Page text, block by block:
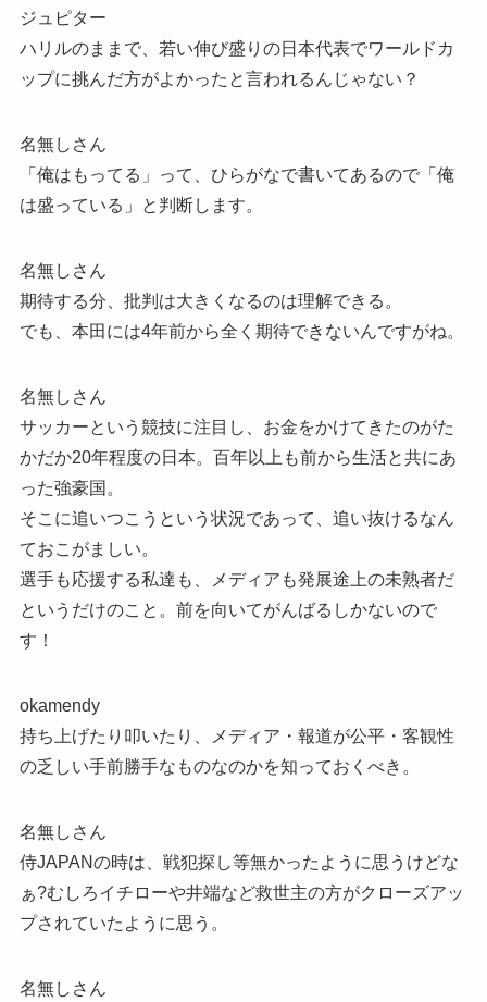
ジュピター
ハリルのままで、若い伸び盛りの日本代表でワールドカ
ップに挑んだ方がよかったと言われるんじゃない？
名無しさん
「俺はもってる」って、ひらがなで書いてあるので「俺
は盛っている」と判断します。
名無しさん
期待する分、批判は大きくなるのは理解できる。
でも、本田には4年前から全く期待できないんですがね。
名無しさん
サッカーという競技に注目し、お金をかけてきたのがた
かだか20年程度の日本。百年以上も前から生活と共にあ
った強豪国。
そこに追いつこうという状況であって、追い抜けるなん
ておこがましい。
選手も応援する私達も、メディアも発展途上の未熟者だ
というだけのこと。前を向いてがんばるしかないので
す！
okamendy
持ち上げたり叩いたり、メディア・報道が公平・客観性
の乏しい手前勝手なものなのかを知っておくべき。
名無しさん
侍JAPANの時は、戦犯探し等無かったように思うけどな
ぁ?むしろイチローや井端など救世主の方がクローズアッ
プされていたように思う。
名無しさん